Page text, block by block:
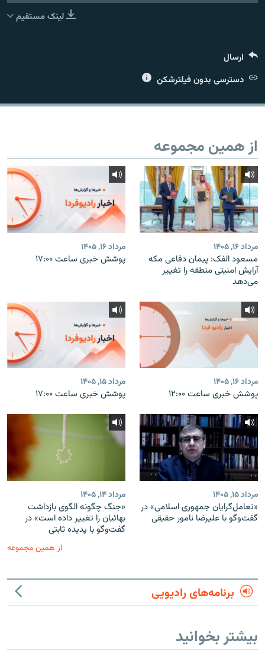
لینک مستقیم
ارسال
دسترسی بدون فیلترشکن
از همین مجموعه
مرداد ۱۶, ۱۴۰۵
مسعود الفک: پیمان دفاعی مکه
آرایش امنیتی منطقه را تغییر
می‌دهد
مرداد ۱۶, ۱۴۰۵
پوشش خبری ساعت ۱۷:۰۰
مرداد ۱۶, ۱۴۰۵
پوشش خبری ساعت ۱۲:۰۰
مرداد ۱۵, ۱۴۰۵
پوشش خبری ساعت ۱۷:۰۰
مرداد ۱۵, ۱۴۰۵
«تعامل‌گرایان جمهوری اسلامی» در
گفت‌وگو با علیرضا نامور حقیقی
مرداد ۱۴, ۱۴۰۵
«جنگ چگونه الگوی بازداشت
بهائیان را تغییر داده است» در
گفت‌وگو با پدیده ثابتی
از همین مجموعه
برنامه‌های رادیویی
بیشتر بخوانید